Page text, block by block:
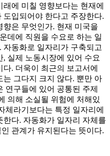
에 미칠 영향보다는 현재에
입되어야 한다고 주장한다.
향은 무엇인가. 현재 미국을
데에 직원을 수요로 하는 일
자동화로 일자리가 구축되고
실제 노동시장에 있어 수요
. 더욱이 최근의 보고서에
그다지 크지 않다. 뿐만 아
연구들에 있어 공통된 주제
의해 소실될 위험에 처해있
체라기보다는 특정 일자리에
다. 자동화가 일자리 자체를
관계가 유지된다는 뜻이다.